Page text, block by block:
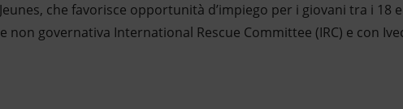
che favorisce opportunità d’impiego per i giovani tra i 18
non governativa International Rescue Committee (IRC) e con